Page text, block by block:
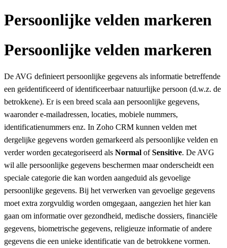
Persoonlijke velden markeren
Persoonlijke velden markeren
De AVG definieert persoonlijke gegevens als informatie betreffende
een geïdentificeerd of identificeerbaar natuurlijke persoon (d.w.z. de
betrokkene). Er is een breed scala aan persoonlijke gegevens,
waaronder e-mailadressen, locaties, mobiele nummers,
identificatienummers enz. In Zoho CRM kunnen velden met
dergelijke gegevens worden gemarkeerd als persoonlijke velden en
verder worden gecategoriseerd als Normal ofSensitive. De AVG
wil alle persoonlijke gegevens beschermen maar onderscheidt een
speciale categorie die kan worden aangeduid als gevoelige
persoonlijke gegevens. Bij het verwerken van gevoelige gegevens
moet extra zorgvuldig worden omgegaan, aangezien het hier kan
gaan om informatie over gezondheid, medische dossiers, financiële
gegevens, biometrische gegevens, religieuze informatie of andere
gegevens die een unieke identificatie van de betrokkene vormen.